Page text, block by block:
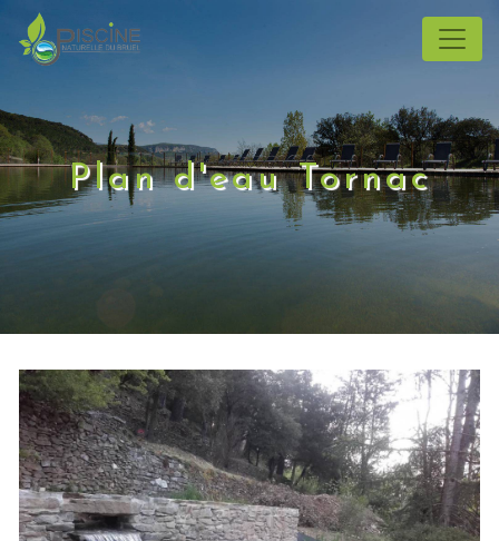
Panneau de gestion des cookies
Plan d'eau Tornac